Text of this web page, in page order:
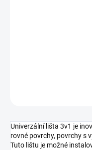
Univerzální lišta 3v1 je
rovné povrchy, povrchy s
Tuto lištu je možné